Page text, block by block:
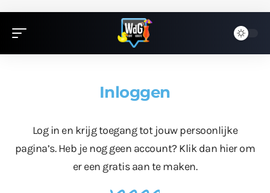
Inloggen
Log in en krijg toegang tot jouw persoonlijke
pagina’s. Heb je nog geen account? Klik dan hierom
er een gratis aan te maken.